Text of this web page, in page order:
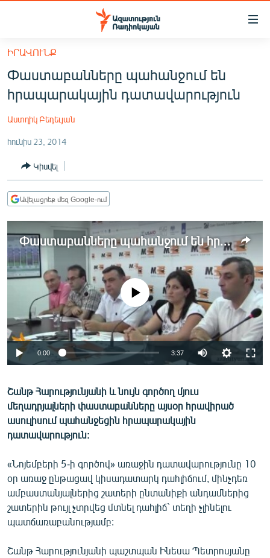
Մատչելիության
հիմնական
բովանդակությանը
Անցնել
հիմնական
մենյուին
ՔԱՂԱՔԱԿԱՆ
ԸՆՏՐՈՒԹՅՈՒՆՆԵՐ 2026
ԻՐԱՎՈՒՆՔ
ՀԱՍԱՐԱԿՈՒԹՅՈՒՆ
ՏՆՏԵՍՈՒԹՅՈՒՆ
ՊԱՏԵՐԱԶՄԻ 6 ՇԱԲԱԹՆԵՐԸ
ՏԱՐԱԾԱՇՐՋԱՆ
ՄԻՋԱԶԳԱՅԻՆ
ՄՇԱԿՈՒՅԹ
ՍՊՈՐՏ
ՄԵԿՆԱԲԱՆՈՒԹՅՈՒՆ
ՏՏ ԵՒ ԻՆՏԵՐՆԵՏ
ԿՈՐՈՆԱՎԻՐՈՒՍ
ԱՐԽԻՎ
ՏԵՍԱՆՅՈՒԹԵՐ
ՁԳՏԵԼՈՎ ԼԱՎԱԳՈՒՅՆԻՆ
ՓՈԴՔԱՍԹ
Հայերեն
English
ԻՐԱՎՈՒՆՔ
Փաստաբանները պահանջում են
հրապարակային դատավարություն
Աստղիկ Բեդեւյան
հունիս 23, 2014
Կիսվել
Ավելացրեք մեզ Google-ում
Փաստաբանները պահանջում են հրապարակային դատավարություն
No media source currently available
0:00 3:37
Շանթ Հարությունյանի և նույն գործող մյուս
մեղադրյալների փաստաբանները այսօր հրավիրած
ասուլիսում պահանջեցին հրապարակային
դատավարություն:
«Նոյեմբերի 5-ի գործով» առաջին դատավարությունը 10
օր առաջ ընթացավ կիսադատարկ դահլիճում, մինչդեռ
ամբաստանյալներից շատերի ընտանիքի անդամներից
շատերին թույլ չտրվեց մտնել դահլիճ` տեղի չլինելու
պատճառաբանությամբ:
Շանթ Հարությունյանի պաշտպան Ինեսա Պետրոսյանը